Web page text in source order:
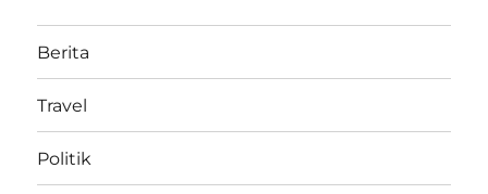
Berita
Travel
Politik